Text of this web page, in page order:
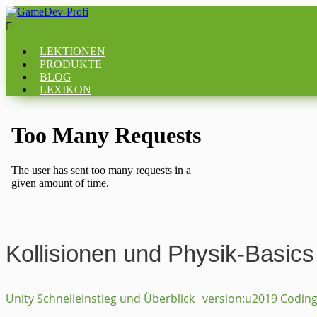

LEKTIONEN
PRODUKTE
BLOG
LEXIKON
Kollisionen und Physik-Basics
Unity Schnelleinstieg und Überblick _version:u2019 Coding